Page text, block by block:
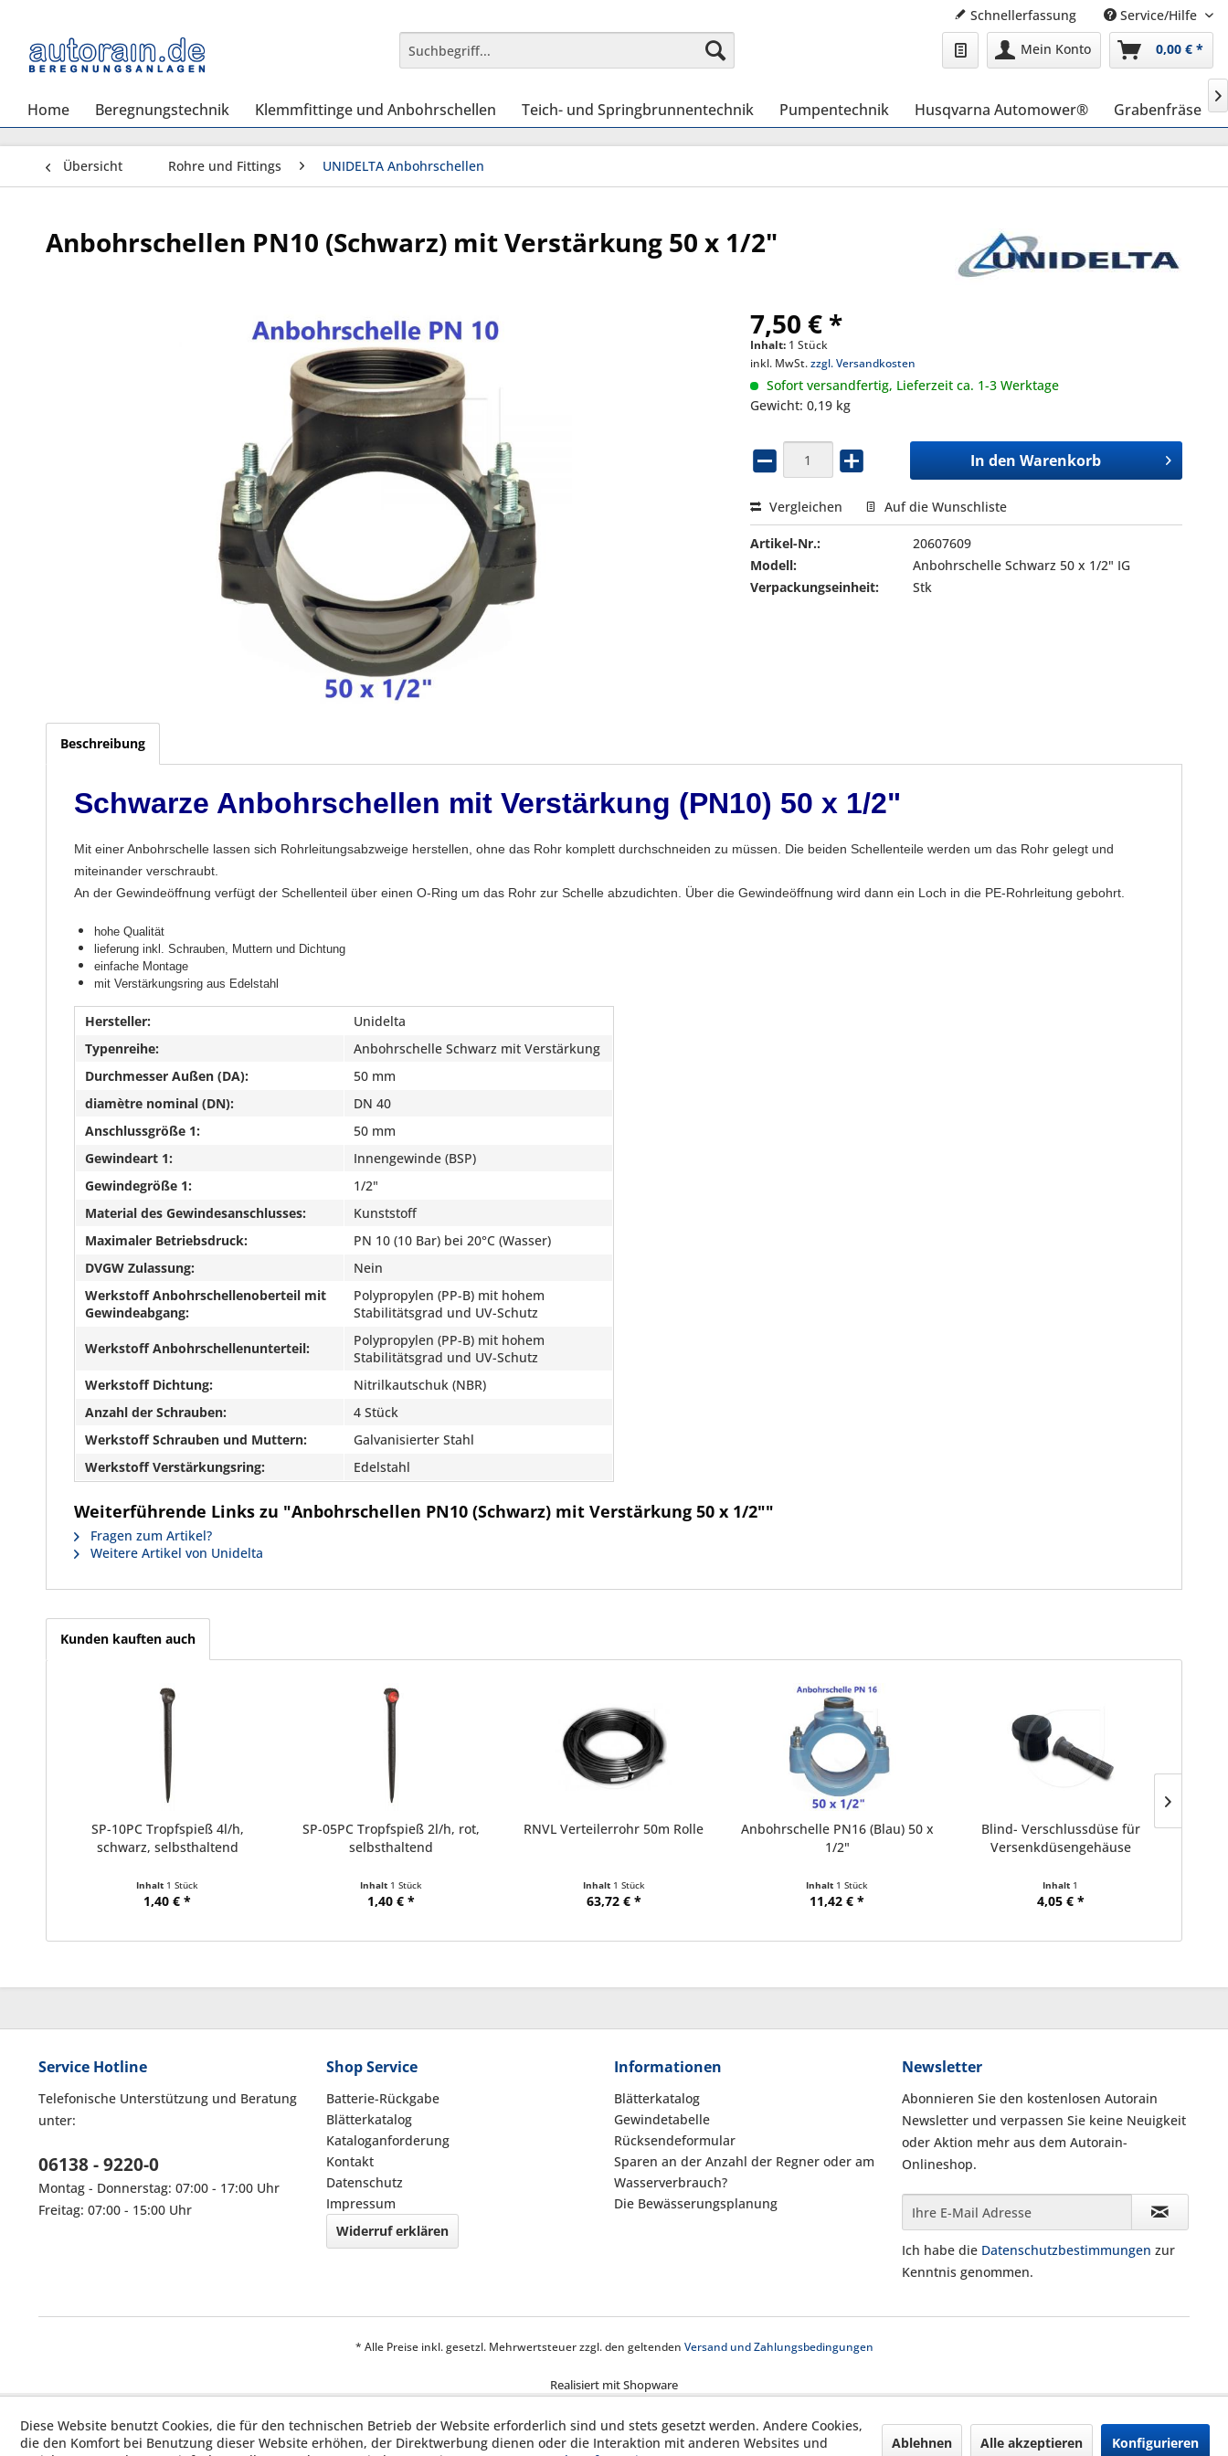
Schnellerfassung
Service/Hilfe
Mein Konto
0,00 € *
Home Beregnungstechnik Klemmfittinge und Anbohrschellen Teich- und Springbrunnentechnik Pumpentechnik Husqvarna Automower® Grabenfräse

Übersicht Rohre und Fittings UNIDELTA Anbohrschellen
Anbohrschellen PN10 (Schwarz) mit Verstärkung 50 x 1/2"
7,50 € *
Inhalt: 1 Stück
inkl. MwSt.zzgl. Versandkosten
Sofort versandfertig, Lieferzeit ca. 1-3 Werktage
Gewicht: 0,19 kg
In den Warenkorb
Vergleichen Auf die Wunschliste
Artikel-Nr.:
20607609
Modell:
Anbohrschelle Schwarz 50 x 1/2" IG
Verpackungseinheit:
Stk
Beschreibung
Schwarze Anbohrschellen mit Verstärkung (PN10) 50 x 1/2"
Mit einer Anbohrschelle lassen sich Rohrleitungsabzweige herstellen, ohne das Rohr komplett durchschneiden zu müssen. Die beiden Schellenteile werden um das Rohr gelegt und
miteinander verschraubt.
An der Gewindeöffnung verfügt der Schellenteil über einen O-Ring um das Rohr zur Schelle abzudichten. Über die Gewindeöffnung wird dann ein Loch in die PE-Rohrleitung gebohrt.
hohe Qualität
lieferung inkl. Schrauben, Muttern und Dichtung
einfache Montage
mit Verstärkungsring aus Edelstahl
Hersteller:
Unidelta
Typenreihe:
Anbohrschelle Schwarz mit Verstärkung
Durchmesser Außen (DA):
50 mm
diamètre nominal (DN):
DN 40
Anschlussgröße 1:
50 mm
Gewindeart 1:
Innengewinde (BSP)
Gewindegröße 1:
1/2"
Material des Gewindesanschlusses:
Kunststoff
Maximaler Betriebsdruck:
PN 10 (10 Bar) bei 20°C (Wasser)
DVGW Zulassung:
Nein
Werkstoff Anbohrschellenoberteil mit
Gewindeabgang:
Polypropylen (PP-B) mit hohem
Stabilitätsgrad und UV-Schutz
Werkstoff Anbohrschellenunterteil:
Polypropylen (PP-B) mit hohem
Stabilitätsgrad und UV-Schutz
Werkstoff Dichtung:
Nitrilkautschuk (NBR)
Anzahl der Schrauben:
4 Stück
Werkstoff Schrauben und Muttern:
Galvanisierter Stahl
Werkstoff Verstärkungsring:
Edelstahl
Weiterführende Links zu "Anbohrschellen PN10 (Schwarz) mit Verstärkung 50 x 1/2""
Fragen zum Artikel?
Weitere Artikel von Unidelta
Kunden kauften auch
SP-10PC Tropfspieß 4l/h,
schwarz, selbsthaltend
Inhalt 1 Stück
1,40 € *
SP-05PC Tropfspieß 2l/h, rot,
selbsthaltend
Inhalt 1 Stück
1,40 € *
RNVL Verteilerrohr 50m Rolle
Inhalt 1 Stück
63,72 € *
Anbohrschelle PN16 (Blau) 50 x
1/2"
Inhalt 1 Stück
11,42 € *
Blind- Verschlussdüse für
Versenkdüsengehäuse
Inhalt 1
4,05 € *
Service Hotline
Telefonische Unterstützung und Beratung
unter:
06138 - 9220-0
Montag - Donnerstag: 07:00 - 17:00 Uhr
Freitag: 07:00 - 15:00 Uhr
Shop Service
Batterie-Rückgabe
Blätterkatalog
Kataloganforderung
Kontakt
Datenschutz
Impressum
Widerruf erklären
Informationen
Blätterkatalog
Gewindetabelle
Rücksendeformular
Sparen an der Anzahl der Regner oder am
Wasserverbrauch?
Die Bewässerungsplanung
Newsletter
Abonnieren Sie den kostenlosen Autorain
Newsletter und verpassen Sie keine Neuigkeit
oder Aktion mehr aus dem Autorain-
Onlineshop.
Ich habe die Datenschutzbestimmungen zur
Kenntnis genommen.
* Alle Preise inkl. gesetzl. Mehrwertsteuer zzgl. den geltenden Versand und Zahlungsbedingungen
Realisiert mit Shopware
Diese Website benutzt Cookies, die für den technischen Betrieb der Website erforderlich sind und stets gesetzt werden. Andere Cookies,
die den Komfort bei Benutzung dieser Website erhöhen, der Direktwerbung dienen oder die Interaktion mit anderen Websites und
Ablehnen Alle akzeptieren Konfigurieren